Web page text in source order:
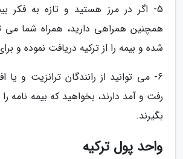
5- اگر در مرز هستید و تازه به فکر
همچنین همراهی دارید، همراه شما می
شده و بیمه را از ترکیه دریافت نموده و
6- می توانید از رانندگان ترانزیت و یا
رفت و آمد دارند، بخواهید که بیمه نامه
بگیرند.
واحد پول ترکیه